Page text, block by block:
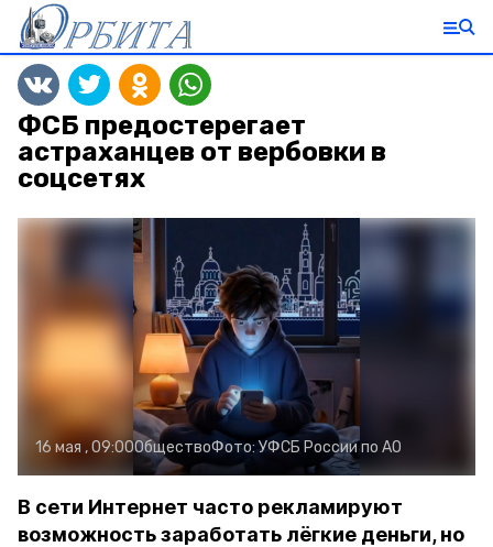
ФСБ предостерегает
астраханцев от вербовки в
соцсетях
16 мая , 09:00ОбществоФото:УФСБ России по АО
В сети Интернет часто рекламируют
возможность заработать лёгкие деньги, но